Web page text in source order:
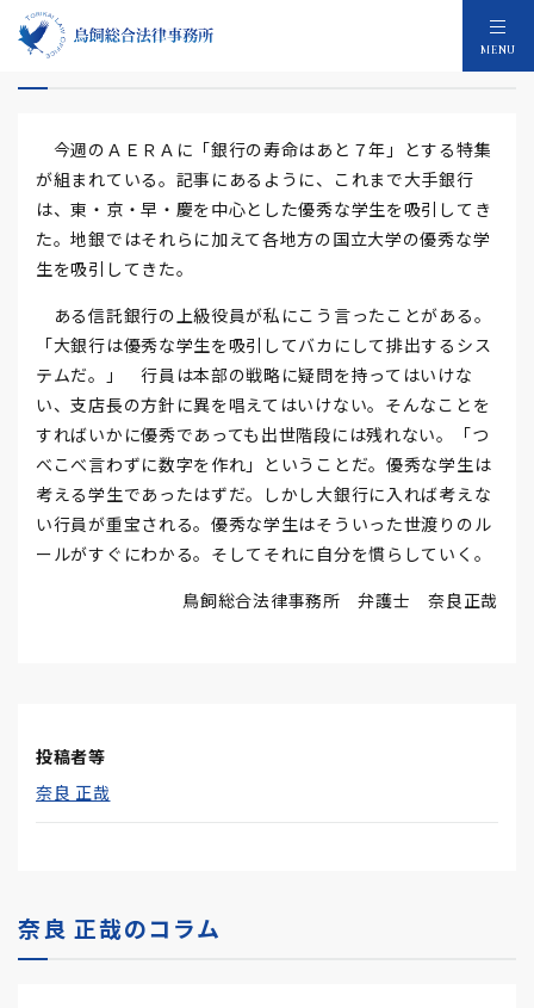
MENU
地銀のピンチ ４
今週のＡＥＲＡに「銀行の寿命はあと７年」とする特集
が組まれている。記事にあるように、これまで大手銀行
は、東・京・早・慶を中心とした優秀な学生を吸引してき
た。地銀ではそれらに加えて各地方の国立大学の優秀な学
生を吸引してきた。
ある信託銀行の上級役員が私にこう言ったことがある。
「大銀行は優秀な学生を吸引してバカにして排出するシス
テムだ。」 行員は本部の戦略に疑問を持ってはいけな
い、支店長の方針に異を唱えてはいけない。そんなことを
すればいかに優秀であっても出世階段には残れない。「つ
べこべ言わずに数字を作れ」ということだ。優秀な学生は
考える学生であったはずだ。しかし大銀行に入れば考えな
い行員が重宝される。優秀な学生はそういった世渡りのル
ールがすぐにわかる。そしてそれに自分を慣らしていく。
鳥飼総合法律事務所 弁護士 奈良正哉
投稿者等
奈良 正哉
奈良 正哉のコラム